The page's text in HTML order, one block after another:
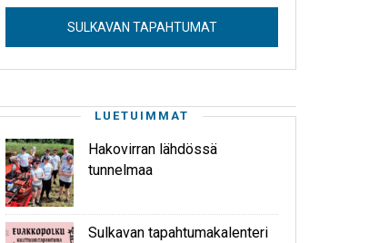
SULKAVAN TAPAHTUMAT
LUETUIMMAT
Hakovirran lähdössä
tunnelmaa
Sulkavan tapahtumakalenteri